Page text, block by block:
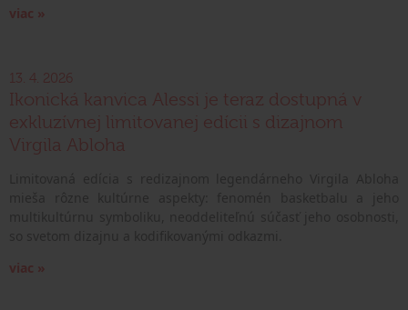
viac »
13. 4. 2026
Ikonická kanvica Alessi je teraz dostupná v
exkluzívnej limitovanej edícii s dizajnom
Virgila Abloha
viac »